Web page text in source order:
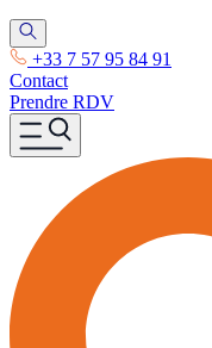
+33 7 57 95 84 91
Contact
Prendre RDV